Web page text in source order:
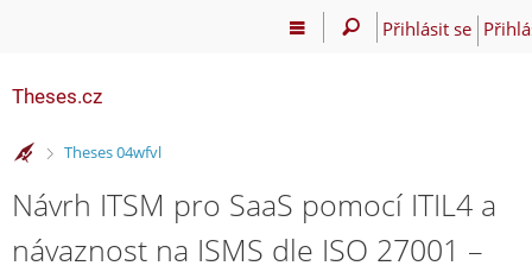
Přihlásit se
Theses.cz
>
Theses 04wfvl
Návrh ITSM pro SaaS pomocí ITIL4 a
návaznost na ISMS dle ISO 27001 –